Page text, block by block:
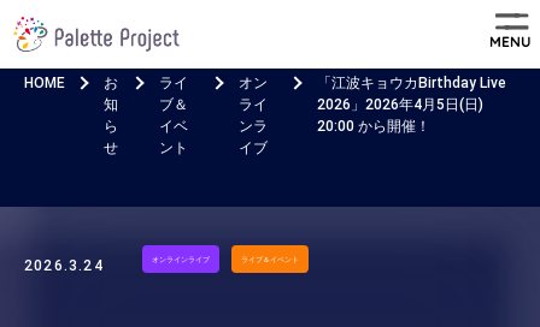
MENU
HOME
お
知
ら
せ
ライ
ブ＆
イベ
ント
オン
ライ
ンラ
イブ
「江波キョウカBirthday Live
2026」2026年4月5日(日)
20:00 から開催！
2026.3.24 オンラインライブ ライブ＆イベント